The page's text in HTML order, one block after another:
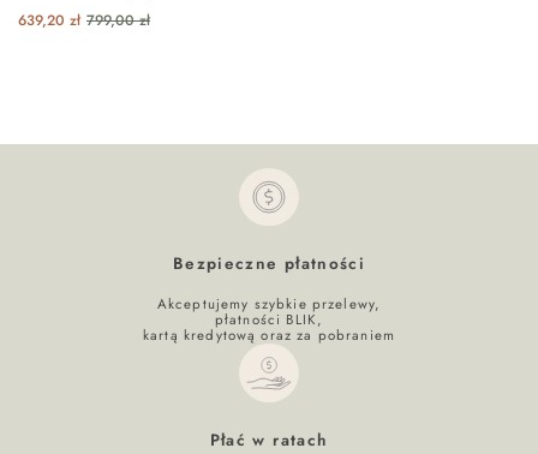
799,00zł
639,20 zł
Bezpieczne płatności
Akceptujemy szybkie przelewy,
płatności BLIK,
kartą kredytową oraz za pobraniem
Płać w ratach